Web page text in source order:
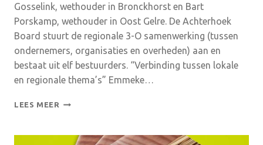
Gosselink, wethouder in Bronckhorst en Bart
Porskamp, wethouder in Oost Gelre. De Achterhoek
Board stuurt de regionale 3-O samenwerking (tussen
ondernemers, organisaties en overheden) aan en
bestaat uit elf bestuurders. “Verbinding tussen lokale
en regionale thema’s” Emmeke…
LEES MEER ACHTERHOEK
VOLTALLIG